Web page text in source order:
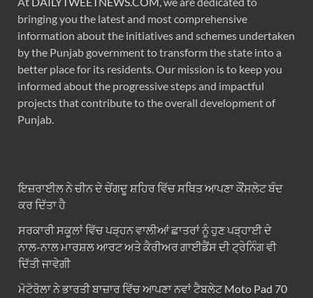
bringing you the latest and most comprehensive
information about the initiatives and schemes undertaken
by the Punjab government to transform the state into a
better place for its residents. Our mission is to keep you
informed about the progressive steps and impactful
projects that contribute to the overall development of
Punjab.
ਇਜ਼ਰਾਈਲ ਨੇ ਚੀਨ ਦੇ ਚੇਂਗਦੂ ਸ਼ਹਿਰ ਵਿੱਚ ਸਥਿਤ ਆਪਣਾ ਕੌਂਸਲੇਟ ਬੰਦ
ਕਰ ਦਿੱਤਾ ਹੈ
ਸਰਕਾਰੀ ਸਕੂਲਾਂ ਵਿੱਚ ਪੜ੍ਹਨ ਵਾਲੀਆਂ ਛਾਤਰਾਂ ਨੂੰ ਹੁਣ ਪੜ੍ਹਾਈ ਦੇ
ਨਾਲ-ਨਾਲ ਮਾਰਸ਼ਲ ਆਰਟ ਅਤੇ ਕੈਰੀਅਰ ਗਾਈਡੈਂਸ ਦੀ ਟ੍ਰੇਨਿੰਗ ਵੀ
ਦਿੱਤੀ ਜਾਵੇਗੀ
ਮੋਟੋਰੋਲਾ ਨੇ ਭਾਰਤੀ ਬਾਜ਼ਾਰ ਵਿੱਚ ਆਪਣਾ ਨਵਾਂ ਟੈਬਲੇਟ Moto Pad 70